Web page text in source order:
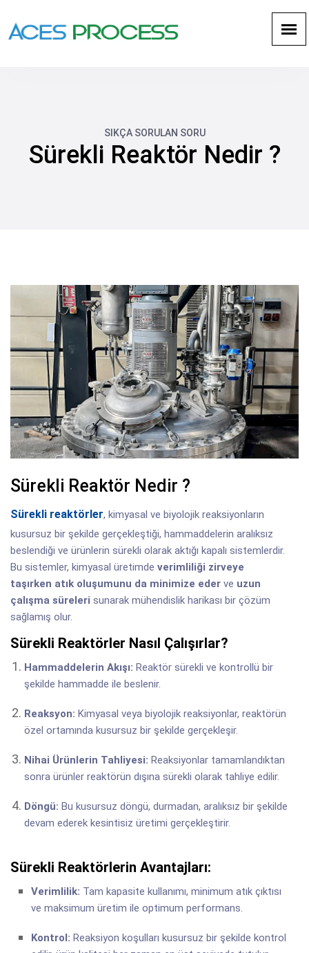
SIKÇA SORULAN SORU
Sürekli Reaktör Nedir ?
Sürekli Reaktör Nedir ?
Sürekli reaktörler, kimyasal ve biyolojik reaksiyonların
kusursuz bir şekilde gerçekleştiği, hammaddelerin aralıksız
beslendiği ve ürünlerin sürekli olarak aktığı kapalı sistemlerdir.
Bu sistemler, kimyasal üretimde verimliliği zirveye
taşırken atık oluşumunu da minimize eder ve uzun
çalışma süreleri sunarak mühendislik harikası bir çözüm
sağlamış olur.
Sürekli Reaktörler Nasıl Çalışırlar?
Hammaddelerin Akışı: Reaktör sürekli ve kontrollü bir
şekilde hammadde ile beslenir.
Reaksyon: Kimyasal veya biyolojik reaksiyonlar, reaktörün
özel ortamında kusursuz bir şekilde gerçekleşir.
Nihai Ürünlerin Tahliyesi: Reaksiyonlar tamamlandıktan
sonra ürünler reaktörün dışına sürekli olarak tahliye edilir.
Döngü: Bu kusursuz döngü, durmadan, aralıksız bir şekilde
devam ederek kesintisiz üretimi gerçekleştirir.
Sürekli Reaktörlerin Avantajları:
Verimlilik: Tam kapasite kullanımı, minimum atık çıktısı
ve maksimum üretim ile optimum performans.
Kontrol: Reaksiyon koşulları kusursuz bir şekilde kontrol